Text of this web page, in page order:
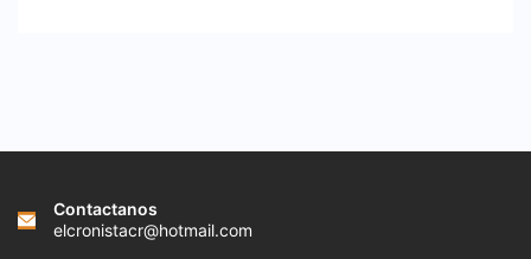
Contactanos
elcronistacr@hotmail.com